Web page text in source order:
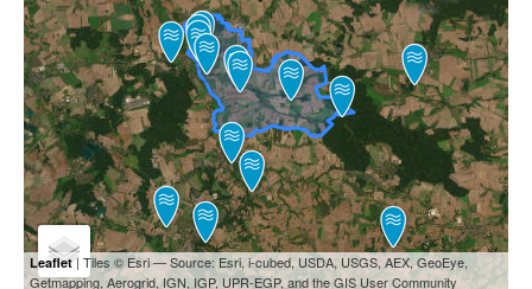
Leaflet| Tiles © Esri — Source: Esri, i-cubed, USDA, USGS, AEX, GeoEye,
Getmapping, Aerogrid, IGN, IGP, UPR-EGP, and the GIS User Community